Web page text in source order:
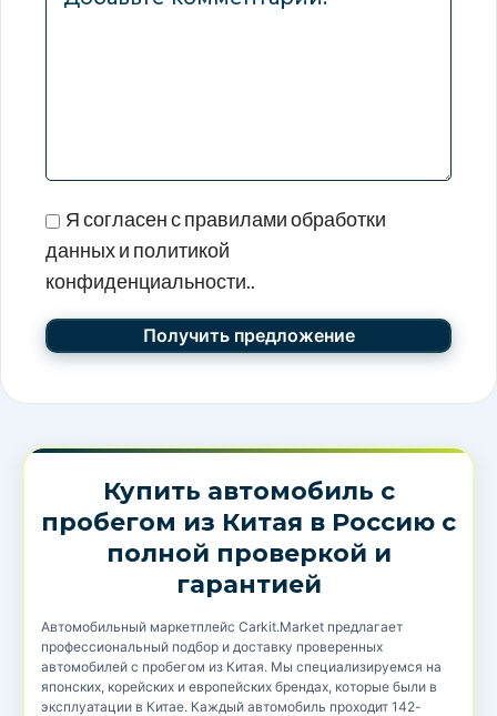
Я согласен с правилами обработки
данных и политикой
конфиденциальности..
Купить автомобиль с
пробегом из Китая в Россию с
полной проверкой и
гарантией
Автомобильный маркетплейс Carkit.Market предлагает
профессиональный подбор и доставку проверенных
автомобилей с пробегом из Китая. Мы специализируемся на
японских, корейских и европейских брендах, которые были в
эксплуатации в Китае. Каждый автомобиль проходит 142-